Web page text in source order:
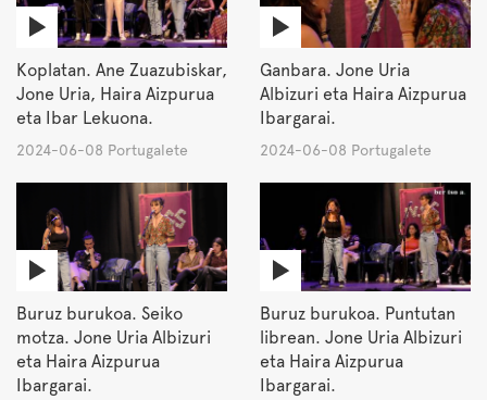
Koplatan. Ane Zuazubiskar,
Jone Uria, Haira Aizpurua
eta Ibar Lekuona.
2024-06-08 Portugalete
Ganbara. Jone Uria
Albizuri eta Haira Aizpurua
Ibargarai.
2024-06-08 Portugalete
Buruz burukoa. Seiko
motza. Jone Uria Albizuri
eta Haira Aizpurua
Ibargarai.
Buruz burukoa. Puntutan
librean. Jone Uria Albizuri
eta Haira Aizpurua
Ibargarai.